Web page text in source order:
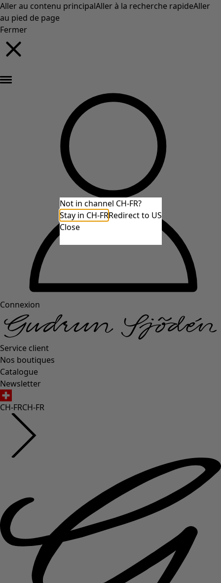
Aller au contenu principalAller à la recherche rapideAller
au pied de page
Fermer
Connexion
Service client
Nos boutiques
Catalogue
Newsletter
CH-FRCH-FR
Not in channel CH-FR?
Stay in CH-FRRedirect to US
Close